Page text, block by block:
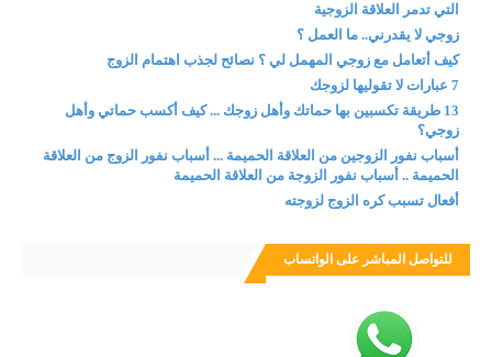
التي تدمر العلاقة الزوجية
زوجي لا يقدرني.. ما العمل ؟
كيف أتعامل مع زوجي المهمل لي ؟ نصائح لجذب اهتمام الزوج
7 عبارات لا تقوليها لزوجك
13 طريقة تكسبين بها حماتك وأهل زوجك ... كيف أكسب حماتي وأهل
زوجي؟
أسباب نفور الزوجين من العلاقة الحميمة ... أسباب نفور الزوج من العلاقة
الحميمة .. أسباب نفور الزوجة من العلاقة الحميمة
أفعال تسبب كره الزوج لزوجته
للتواصل المباشر على الواتساب